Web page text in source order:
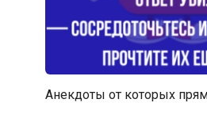
Анекдоты от которых